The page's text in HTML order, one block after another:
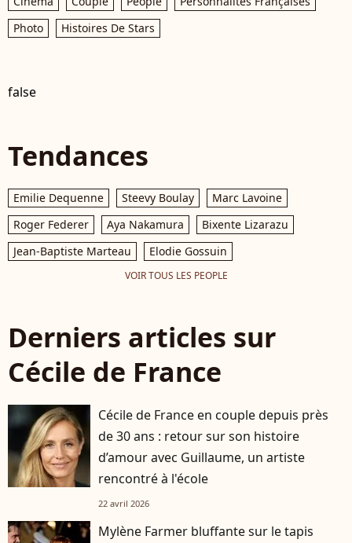
Photo
Histoires De Stars
false
Tendances
Emilie Dequenne Steevy Boulay
Marc Lavoine
Roger Federer
Aya Nakamura
Bixente Lizarazu
Jean-Baptiste Marteau
Elodie Gossuin
VOIR TOUS LES PEOPLE
Derniers articles sur
Cécile de France
Cécile de France en couple depuis près
de 30 ans : retour sur son histoire
d’amour avec Guillaume, un artiste
rencontré à l'école
22 avril 2026
Mylène Farmer bluffante sur le tapis